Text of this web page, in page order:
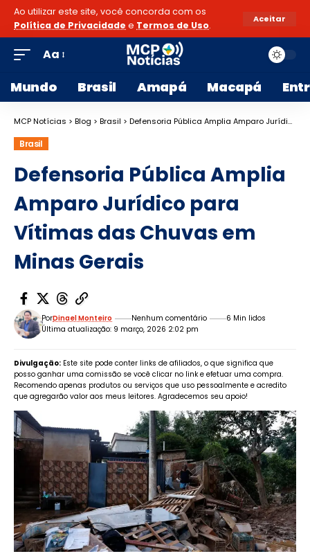
Ao utilizar este site, você concorda com os
Política de Privacidade e Termos de Uso.
Aceitar
Aa
Mundo Brasil Amapá Macapá
MCP Notícias > Blog > Brasil > Defensoria Pública Amplia Amparo Jurídico para Vítimas das Chuvas em Minas Gerais
Brasil
Defensoria Pública Amplia
Amparo Jurídico para
Vítimas das Chuvas em
Minas Gerais
Última atualização: 9 março, 2026 2:02 pm
PorDinael Monteiro Nenhum comentário 6 Min lidos
Divulgação: Este site pode conter links de afiliados, o que significa que
posso ganhar uma comissão se você clicar no link e efetuar uma compra.
Recomendo apenas produtos ou serviços que uso pessoalmente e acredito
que agregarão valor aos meus leitores. Agradecemos seu apoio!